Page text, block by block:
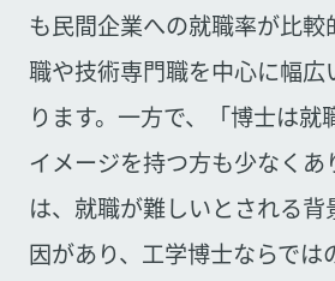
も民間企業への就職率が比
職や技術専門職を中心に幅広
ります。一方で、「博士は就
イメージを持つ方も少なくあ
は、就職が難しいとされる
因があり、工学博士ならでは